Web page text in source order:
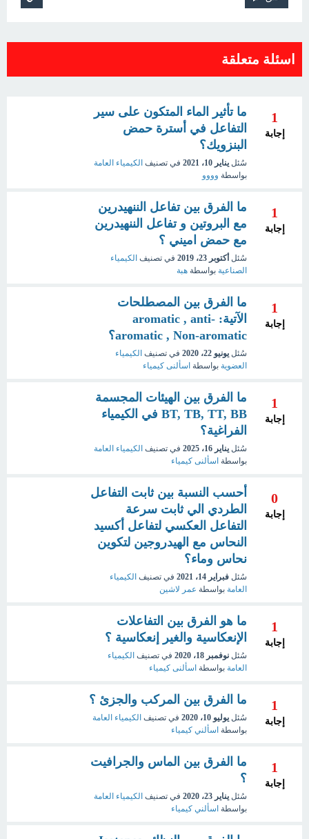
اسئلة متعلقة
1
إجابة
ما تأثير الماء المتكون على سير
التفاعل في أسترة حمض
البنزويك؟
سُئل يناير 10، 2021 في تصنيف الكيمياء العامة
بواسطة وووو
1
إجابة
ما الفرق بين تفاعل الننهيدرين
مع البروتين و تفاعل الننهيدرين
مع حمض اميني ؟
سُئل أكتوبر 23، 2019 في تصنيف الكيمياء
الصناعية بواسطة هبة
1
إجابة
ما الفرق بين المصطلحات
الآتية: aromatic , anti-
aromatic , Non-aromatic؟
سُئل يونيو 22، 2020 في تصنيف الكيمياء
العضوية بواسطة اسألنى كيمياء
1
إجابة
ما الفرق بين الهيئات المجسمة
BT, TB, TT, BB في الكيمياء
الفراغية؟
سُئل يناير 16، 2025 في تصنيف الكيمياء العامة
بواسطة اسألنى كيمياء
0
إجابة
أحسب النسبة بين ثابت التفاعل
الطردي الي ثابت سرعة
التفاعل العكسي لتفاعل أكسيد
النحاس مع الهيدروجين لتكوين
نحاس وماء؟
سُئل فبراير 14، 2021 في تصنيف الكيمياء
العامة بواسطة عمر لاشين
1
إجابة
ما هو الفرق بين التفاعلات
الإنعكاسية والغير إنعكاسية ؟
سُئل نوفمبر 18، 2020 في تصنيف الكيمياء
العامة بواسطة اسألنى كيمياء
1
إجابة
ما الفرق بين المركب والجزئ ؟
سُئل يوليو 10، 2020 في تصنيف الكيمياء العامة
بواسطة اسألني كيمياء
1
إجابة
ما الفرق بين الماس والجرافيت
؟
سُئل يناير 23، 2020 في تصنيف الكيمياء العامة
بواسطة اسألني كيمياء